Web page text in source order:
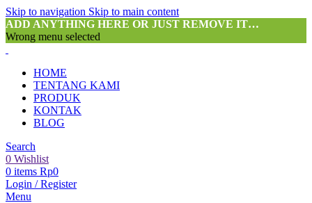
Skip to navigation Skip to main content
ADD ANYTHING HERE OR JUST REMOVE IT…
Wrong menu selected
HOME
TENTANG KAMI
PRODUK
KONTAK
BLOG
Search
0 Wishlist
0 items Rp0
Login / Register
Menu